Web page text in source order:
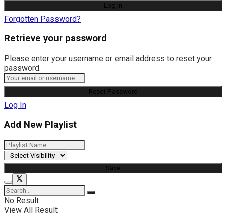
Forgotten Password?
Retrieve your password
Please enter your username or email address to reset your
password.
Log In
Add New Playlist
No Result
View All Result